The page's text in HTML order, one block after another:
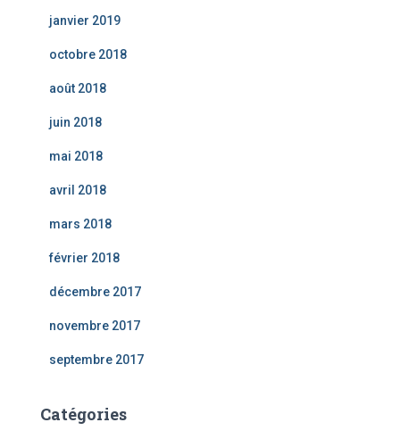
janvier 2019
octobre 2018
août 2018
juin 2018
mai 2018
avril 2018
mars 2018
février 2018
décembre 2017
novembre 2017
septembre 2017
Catégories